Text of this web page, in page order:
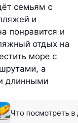
семьям с
и
понравится и
отдых на
море с
а
длинными
Что посмотреть в